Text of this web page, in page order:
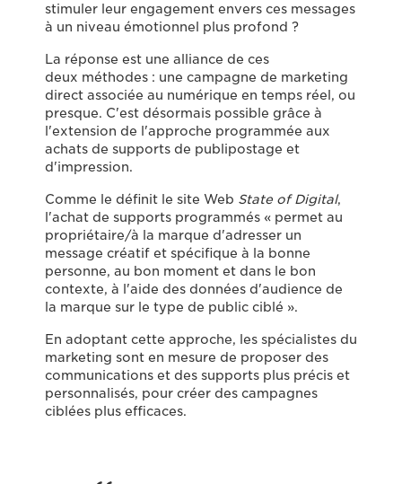
stimuler leur engagement envers ces messages
à un niveau émotionnel plus profond ?
La réponse est une alliance de ces
deux méthodes : une campagne de marketing
direct associée au numérique en temps réel, ou
presque. C'est désormais possible grâce à
l'extension de l'approche programmée aux
achats de supports de publipostage et
d'impression.
Comme le définit le site Web State of Digital,
l'achat de supports programmés « permet au
propriétaire/à la marque d'adresser un
message créatif et spécifique à la bonne
personne, au bon moment et dans le bon
contexte, à l'aide des données d'audience de
la marque sur le type de public ciblé ».
En adoptant cette approche, les spécialistes du
marketing sont en mesure de proposer des
communications et des supports plus précis et
personnalisés, pour créer des campagnes
ciblées plus efficaces.